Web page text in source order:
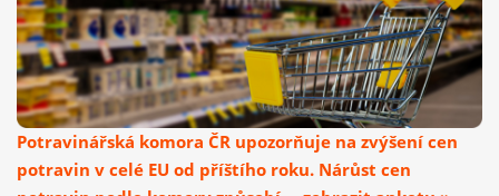
Potravinářská komora ČR upozorňuje na zvýšení cen
potravin v celé EU od příštího roku. Nárůst cen